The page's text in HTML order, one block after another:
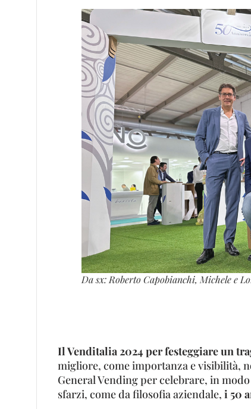
Da sx: Roberto Capobianchi, Michele e
Il Venditalia 2024 per festeggiare un
migliore, come importanza e visibilità,
General Vending per celebrare, in
sfarzi, come da filosofia aziendale, i 50